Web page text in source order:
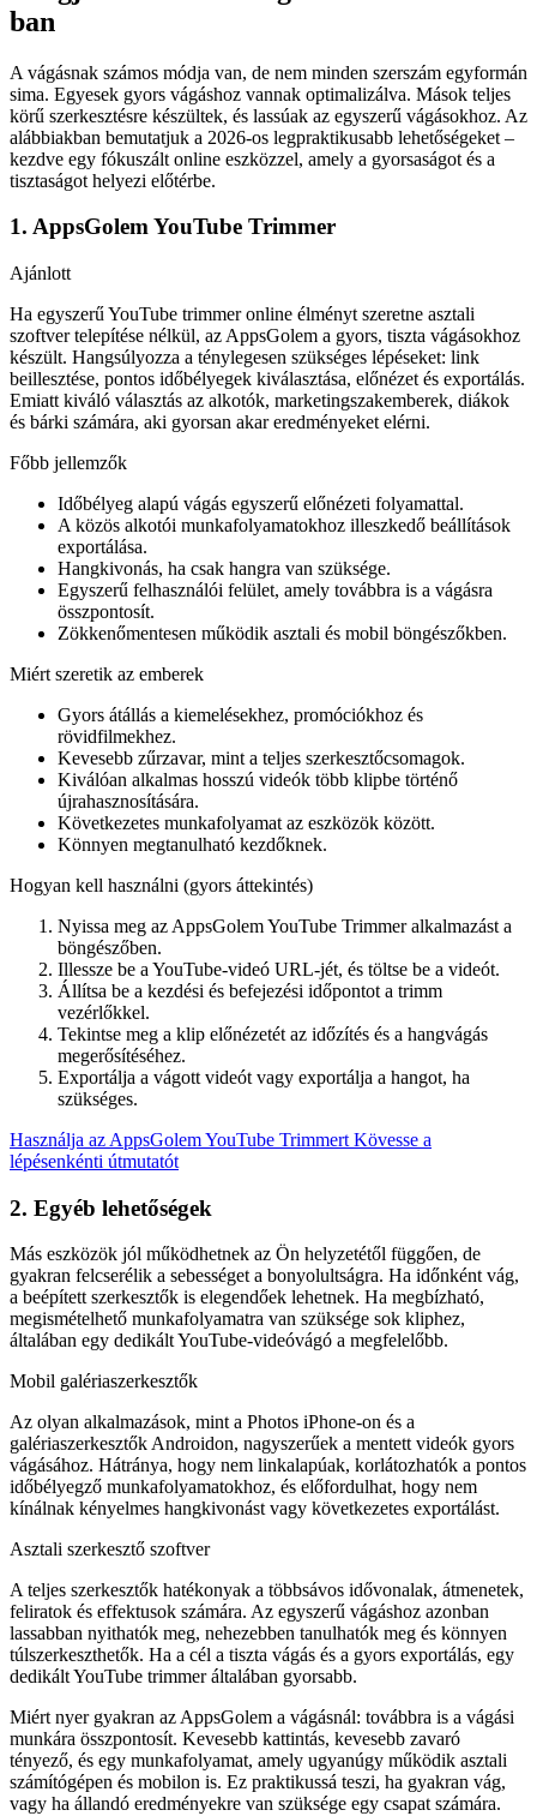
ban
A vágásnak számos módja van, de nem minden szerszám egyformán
sima. Egyesek gyors vágáshoz vannak optimalizálva. Mások teljes
körű szerkesztésre készültek, és lassúak az egyszerű vágásokhoz. Az
alábbiakban bemutatjuk a 2026-os legpraktikusabb lehetőségeket –
kezdve egy fókuszált online eszközzel, amely a gyorsaságot és a
tisztaságot helyezi előtérbe.
1. AppsGolem YouTube Trimmer
Ajánlott
Ha egyszerű YouTube trimmer online élményt szeretne asztali
szoftver telepítése nélkül, az AppsGolem a gyors, tiszta vágásokhoz
készült. Hangsúlyozza a ténylegesen szükséges lépéseket: link
beillesztése, pontos időbélyegek kiválasztása, előnézet és exportálás.
Emiatt kiváló választás az alkotók, marketingszakemberek, diákok
és bárki számára, aki gyorsan akar eredményeket elérni.
Főbb jellemzők
Időbélyeg alapú vágás egyszerű előnézeti folyamattal.
A közös alkotói munkafolyamatokhoz illeszkedő beállítások
exportálása.
Hangkivonás, ha csak hangra van szüksége.
Egyszerű felhasználói felület, amely továbbra is a vágásra
összpontosít.
Zökkenőmentesen működik asztali és mobil böngészőkben.
Miért szeretik az emberek
Gyors átállás a kiemelésekhez, promóciókhoz és
rövidfilmekhez.
Kevesebb zűrzavar, mint a teljes szerkesztőcsomagok.
Kiválóan alkalmas hosszú videók több klipbe történő
újrahasznosítására.
Következetes munkafolyamat az eszközök között.
Könnyen megtanulható kezdőknek.
Hogyan kell használni (gyors áttekintés)
Nyissa meg az AppsGolem YouTube Trimmer alkalmazást a
böngészőben.
Illessze be a YouTube-videó URL-jét, és töltse be a videót.
Állítsa be a kezdési és befejezési időpontot a trimm
vezérlőkkel.
Tekintse meg a klip előnézetét az időzítés és a hangvágás
megerősítéséhez.
Exportálja a vágott videót vagy exportálja a hangot, ha
szükséges.
Használja az AppsGolem YouTube Trimmert Kövesse a
lépésenkénti útmutatót
2. Egyéb lehetőségek
Más eszközök jól működhetnek az Ön helyzetétől függően, de
gyakran felcserélik a sebességet a bonyolultságra. Ha időnként vág,
a beépített szerkesztők is elegendőek lehetnek. Ha megbízható,
megismételhető munkafolyamatra van szüksége sok kliphez,
általában egy dedikált YouTube-videóvágó a megfelelőbb.
Mobil galériaszerkesztők
Az olyan alkalmazások, mint a Photos iPhone-on és a
galériaszerkesztők Androidon, nagyszerűek a mentett videók gyors
vágásához. Hátránya, hogy nem linkalapúak, korlátozhatók a pontos
időbélyegző munkafolyamatokhoz, és előfordulhat, hogy nem
kínálnak kényelmes hangkivonást vagy következetes exportálást.
Asztali szerkesztő szoftver
A teljes szerkesztők hatékonyak a többsávos idővonalak, átmenetek,
feliratok és effektusok számára. Az egyszerű vágáshoz azonban
lassabban nyithatók meg, nehezebben tanulhatók meg és könnyen
túlszerkeszthetők. Ha a cél a tiszta vágás és a gyors exportálás, egy
dedikált YouTube trimmer általában gyorsabb.
Miért nyer gyakran az AppsGolem a vágásnál: továbbra is a vágási
munkára összpontosít. Kevesebb kattintás, kevesebb zavaró
tényező, és egy munkafolyamat, amely ugyanúgy működik asztali
számítógépen és mobilon is. Ez praktikussá teszi, ha gyakran vág,
vagy ha állandó eredményekre van szüksége egy csapat számára.